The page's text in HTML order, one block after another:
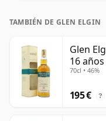
TAMBIÉN DE GLEN ELGIN
Glen
16 años
70cl • 46%
195 € ?